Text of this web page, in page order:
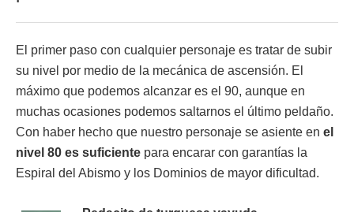
El primer paso con cualquier personaje es tratar de subir
su nivel por medio de la mecánica de ascensión. El
máximo que podemos alcanzar es el 90, aunque en
muchas ocasiones podemos saltarnos el último peldaño.
Con haber hecho que nuestro personaje se asiente en el
nivel 80 es suficiente para encarar con garantías la
Espiral del Abismo y los Dominios de mayor dificultad.